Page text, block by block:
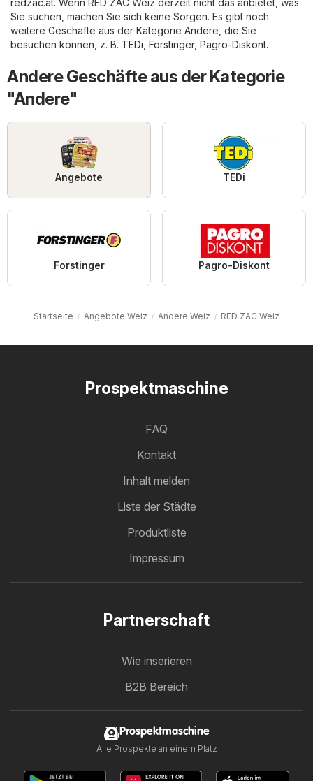
redzac.at. Wenn RED ZAC Weiz derzeit nicht das anbietet, was
Sie suchen, machen Sie sich keine Sorgen. Es gibt noch
weitere Geschäfte aus der Kategorie Andere , die Sie
besuchen können, z. B. TEDi Forstinger, Pagro-Diskont.
Andere Geschäfte aus der Kategorie
"Andere"
Angebote TEDi
Forstinger Pagro-Diskont
Startseite Angebote Weiz Andere Weiz RED ZAC Weiz
Prospektmaschine
FAQ
Kontakt
Inhalt melden
Liste der Städte
Produktliste
Impressum
Partnerschaft
Wie inserieren
B2B Bereich
Prospektmaschine
Alle Prospekte an einem Platz